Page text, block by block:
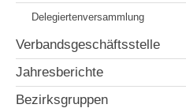
Delegiertenversammlung
Verbandsgeschäftsstelle
Jahresberichte
Bezirksgruppen